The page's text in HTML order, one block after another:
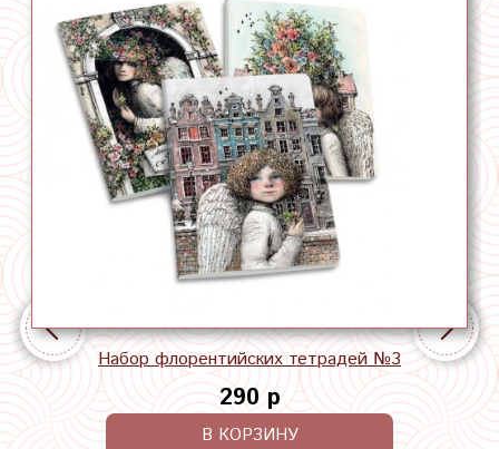
Набор флорентийских тетрадей №3
290 р
В КОРЗИНУ